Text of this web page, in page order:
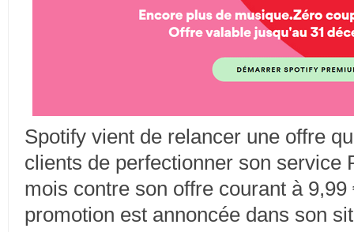
Spotify vient de relancer une offre
clients de perfectionner son service
mois contre son offre courant à
promotion est annoncée dans son